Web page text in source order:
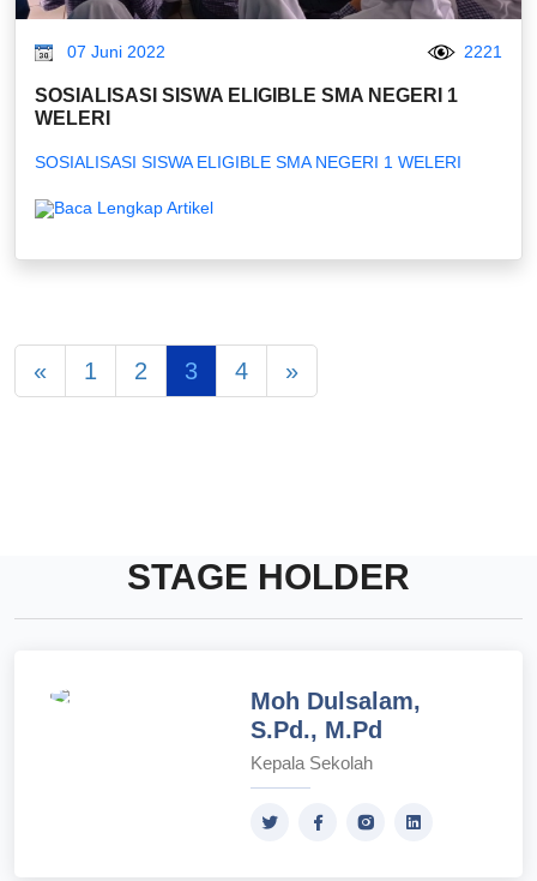
07 Juni 2022 2221
SOSIALISASI SISWA ELIGIBLE SMA NEGERI 1
WELERI
SOSIALISASI SISWA ELIGIBLE SMA NEGERI 1 WELERI
Baca Lengkap Artikel
« 1 2 3 4 »
STAGE HOLDER
Moh Dulsalam,
S.Pd., M.Pd
Kepala Sekolah